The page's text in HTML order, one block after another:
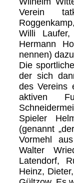
Verein
Willi
Hermann
nennen)
Die
der sich
des Vereins
aktiven
Spieler
(genannt
Vormehl
Walter
Latendorf,
Heinz,